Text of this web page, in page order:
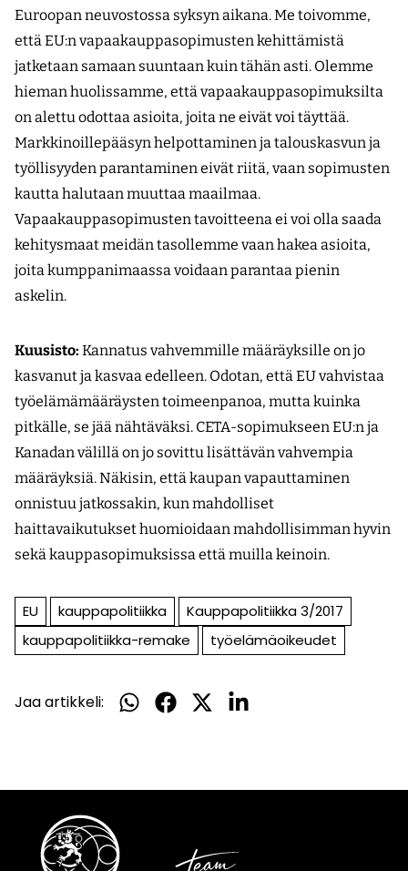
Euroopan neuvostossa syksyn aikana. Me toivomme,
että EU:n vapaakauppasopimusten kehittämistä
jatketaan samaan suuntaan kuin tähän asti. Olemme
hieman huolissamme, että vapaakauppasopimuksilta
on alettu odottaa asioita, joita ne eivät voi täyttää.
Markkinoillepääsyn helpottaminen ja talouskasvun ja
työllisyyden parantaminen eivät riitä, vaan sopimusten
kautta halutaan muuttaa maailmaa.
Vapaakauppasopimusten tavoitteena ei voi olla saada
kehitysmaat meidän tasollemme vaan hakea asioita,
joita kumppanimaassa voidaan parantaa pienin
askelin.
Kuusisto: Kannatus vahvemmille määräyksille on jo
kasvanut ja kasvaa edelleen. Odotan, että EU vahvistaa
työelämämääräysten toimeenpanoa, mutta kuinka
pitkälle, se jää nähtäväksi. CETA-sopimukseen EU:n ja
Kanadan välillä on jo sovittu lisättävän vahvempia
määräyksiä. Näkisin, että kaupan vapauttaminen
onnistuu jatkossakin, kun mahdolliset
haittavaikutukset huomioidaan mahdollisimman hyvin
sekä kauppasopimuksissa että muilla keinoin.
EU kauppapolitiikka
Kauppapolitiikka 3/2017
kauppapolitiikka-remake
työelämäoikeudet
Jaa artikkeli:
Jaa
Jaa
Jaa
Jaa